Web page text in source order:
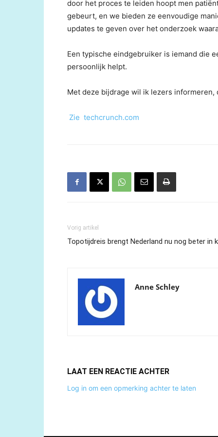
door het proces te leiden hoopt men
gebeurt, en we bieden ze eenvoudige
updates te geven over het onderzoek
Een typische eindgebruiker is iemand die
persoonlijk helpt.
Met deze bijdrage wil ik lezers
Zie techcrunch.com
Vorig artikel
Topotijdreis brengt Nederland nu nog beter in
Anne Schley
LAAT EEN REACTIE ACHTER
Log in om een opmerking achter te laten